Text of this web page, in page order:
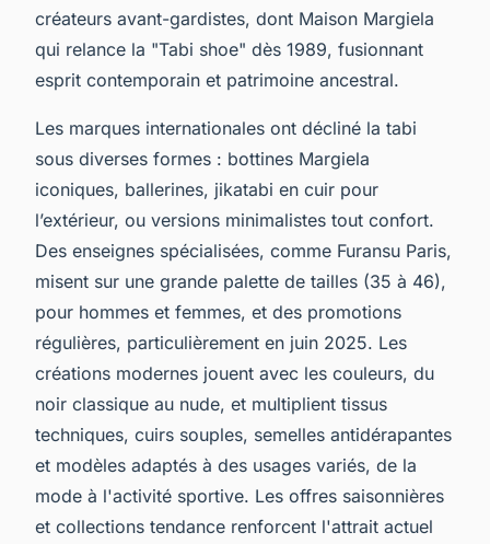
créateurs avant-gardistes, dont Maison Margiela
qui relance la "Tabi shoe" dès 1989, fusionnant
esprit contemporain et patrimoine ancestral.
Les marques internationales ont décliné la tabi
sous diverses formes : bottines Margiela
iconiques, ballerines, jikatabi en cuir pour
l’extérieur, ou versions minimalistes tout confort.
Des enseignes spécialisées, comme Furansu Paris,
misent sur une grande palette de tailles (35 à 46),
pour hommes et femmes, et des promotions
régulières, particulièrement en juin 2025. Les
créations modernes jouent avec les couleurs, du
noir classique au nude, et multiplient tissus
techniques, cuirs souples, semelles antidérapantes
et modèles adaptés à des usages variés, de la
mode à l'activité sportive. Les offres saisonnières
et collections tendance renforcent l'attrait actuel